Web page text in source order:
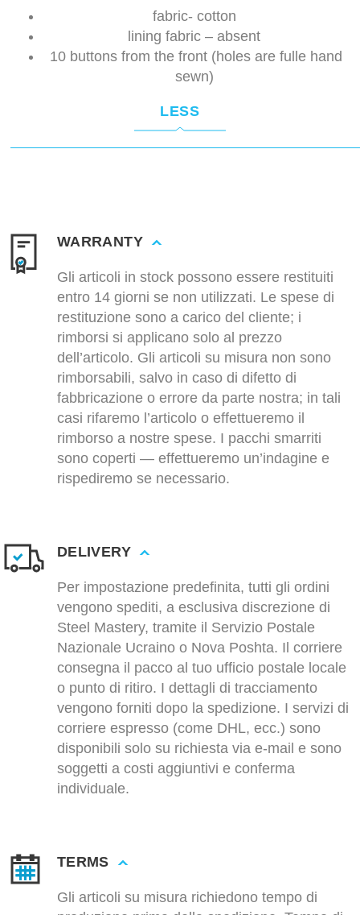
fabric- cotton
lining fabric – absent
10 buttons from the front (holes are fulle hand
sewn)
LESS
WARRANTY
Gli articoli in stock possono essere restituiti
entro 14 giorni se non utilizzati. Le spese di
restituzione sono a carico del cliente; i
rimborsi si applicano solo al prezzo
dell’articolo. Gli articoli su misura non sono
rimborsabili, salvo in caso di difetto di
fabbricazione o errore da parte nostra; in tali
casi rifaremo l’articolo o effettueremo il
rimborso a nostre spese. I pacchi smarriti
sono coperti — effettueremo un’indagine e
rispediremo se necessario.
DELIVERY
Per impostazione predefinita, tutti gli ordini
vengono spediti, a esclusiva discrezione di
Steel Mastery, tramite il Servizio Postale
Nazionale Ucraino o Nova Poshta. Il corriere
consegna il pacco al tuo ufficio postale locale
o punto di ritiro. I dettagli di tracciamento
vengono forniti dopo la spedizione. I servizi di
corriere espresso (come DHL, ecc.) sono
disponibili solo su richiesta via e-mail e sono
soggetti a costi aggiuntivi e conferma
individuale.
TERMS
Gli articoli su misura richiedono tempo di